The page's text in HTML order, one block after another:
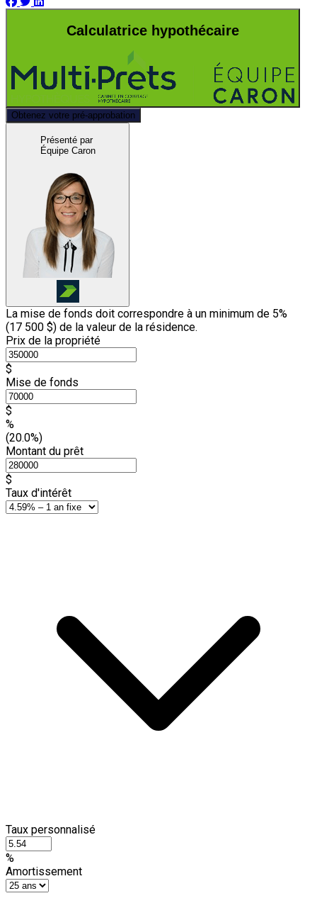
Calculatrice hypothécaire
Obtenez votre pré-approbation
Présenté par
Équipe Caron
La mise de fonds doit correspondre à un minimum de 5%
(17 500 $) de la valeur de la résidence.
Prix de la propriété
$
Mise de fonds
$
%
(20.0%)
Montant du prêt
$
Taux d'intérêt
Taux personnalisé
%
Amortissement